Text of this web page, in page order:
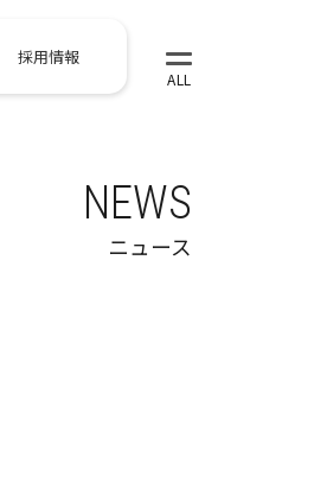
採用情報
NEWS
ニュース